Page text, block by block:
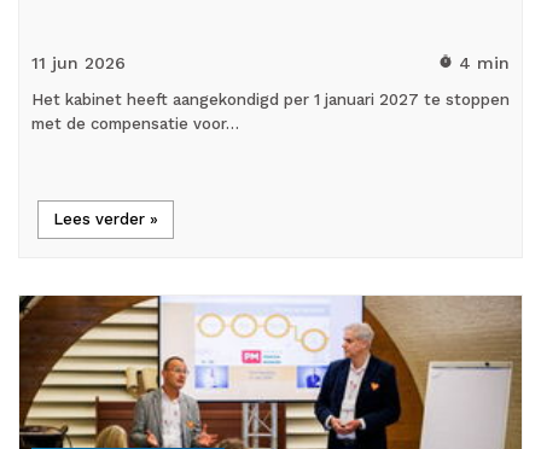
11 jun 2026 timer 4 min
Het kabinet heeft aangekondigd per 1 januari 2027 te stoppen
met de compensatie voor…
Lees verder »